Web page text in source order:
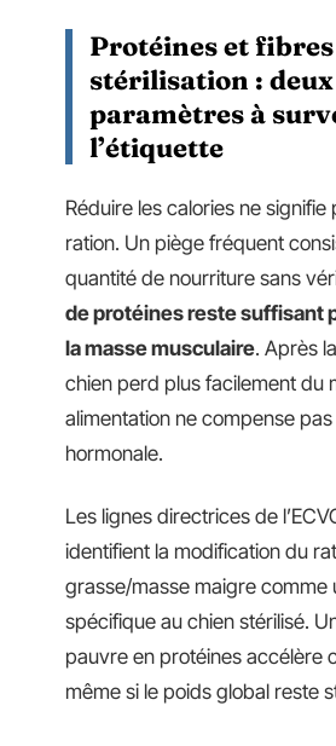
Protéines et
stérilisation : deux
paramètres à
l’étiquette
Réduire les calories ne
ration. Un piège fréquent
quantité de nourriture sans
de protéines reste suffisant
la masse musculaire. Après
chien perd plus facilement du
alimentation ne compense
hormonale.
Les lignes directrices de
identifient la modification du
grasse/masse maigre comme
spécifique au chien stérilisé.
pauvre en protéines accélère
même si le poids global reste